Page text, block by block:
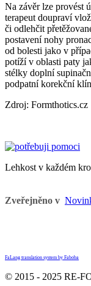
Na závěr lze provést
terapeut doupraví
či odlehčit
postavení nohy
od bolesti jako v
potíží v oblasti paty
stélky doplní
podpatní korekční
Zdroj: Formthotics.cz
Lehkost v každém
Zveřejněno v
FaLang translation system by Faboba
© 2015 - 2025 RE-